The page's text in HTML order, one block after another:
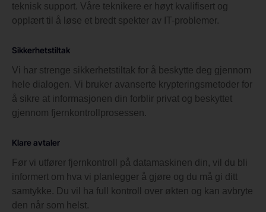
teknisk support. Våre teknikere er høyt kvalifisert og
opplært til å løse et bredt spekter av IT-problemer.
Sikkerhetstiltak
Vi har strenge sikkerhetstiltak for å beskytte deg gjennom
hele dialogen. Vi bruker avanserte krypteringsmetoder for
å sikre at informasjonen din forblir privat og beskyttet
gjennom fjernkontrollprosessen.
Klare avtaler
Før vi utfører fjernkontroll på datamaskinen din, vil du bli
informert om hva vi planlegger å gjøre og du må gi ditt
samtykke. Du vil ha full kontroll over økten og kan avbryte
den når som helst.